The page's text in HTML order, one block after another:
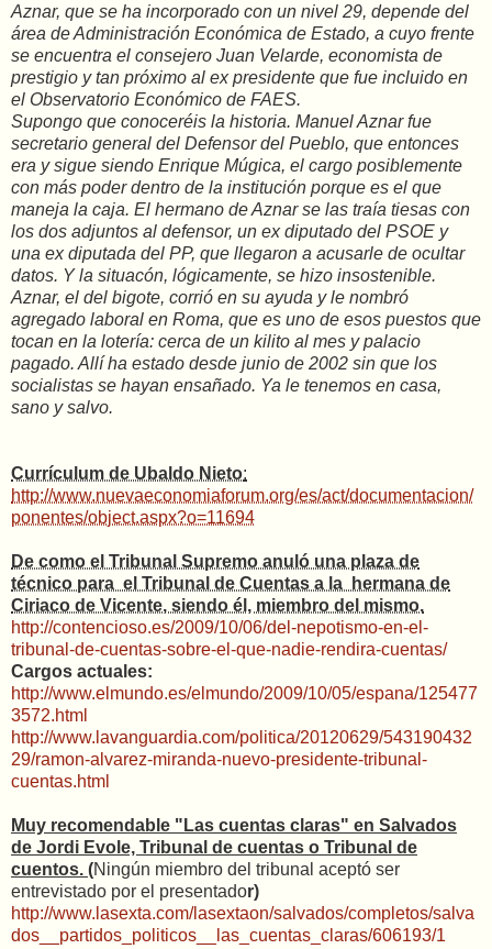
Aznar, que se ha incorporado con un nivel 29, depende del
área de Administración Económica de Estado, a cuyo frente
se encuentra el consejero Juan Velarde, economista de
prestigio y tan próximo al ex presidente que fue incluido en
el Observatorio Económico de FAES.
Supongo que conoceréis la historia. Manuel Aznar fue
secretario general del Defensor del Pueblo, que entonces
era y sigue siendo Enrique Múgica, el cargo posiblemente
con más poder dentro de la institución porque es el que
maneja la caja. El hermano de Aznar se las traía tiesas con
los dos adjuntos al defensor, un ex diputado del PSOE y
una ex diputada del PP, que llegaron a acusarle de ocultar
datos. Y la situacón, lógicamente, se hizo insostenible.
Aznar, el del bigote, corrió en su ayuda y le nombró
agregado laboral en Roma, que es uno de esos puestos que
tocan en la lotería: cerca de un kilito al mes y palacio
pagado. Allí ha estado desde junio de 2002 sin que los
socialistas se hayan ensañado. Ya le tenemos en casa,
sano y salvo.
Currículum de Ubaldo Nieto:
http://www.nuevaeconomiaforum.org/es/act/documentacion/
ponentes/object.aspx?o=11694
De como el Tribunal Supremo anuló una plaza de
técnico para el Tribunal de Cuentas a la hermana de
Ciriaco de Vicente, siendo él, miembro del mismo.
http://contencioso.es/2009/10/06/del-nepotismo-en-el-
tribunal-de-cuentas-sobre-el-que-nadie-rendira-cuentas/
Cargos actuales:
http://www.elmundo.es/elmundo/2009/10/05/espana/125477
3572.html
http://www.lavanguardia.com/politica/20120629/543190432
29/ramon-alvarez-miranda-nuevo-presidente-tribunal-
cuentas.html
Muy recomendable "Las cuentas claras" en Salvados
de Jordi Evole, Tribunal de cuentas o Tribunal de
cuentos. (Ningún miembro del tribunal aceptó ser
entrevistado por el presentador)
http://www.lasexta.com/lasextaon/salvados/completos/salva
dos__partidos_politicos__las_cuentas_claras/606193/1